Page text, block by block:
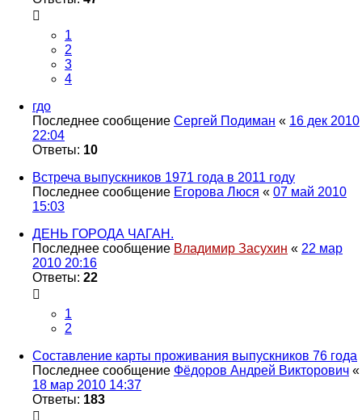
1
2
3
4
гдо
Последнее сообщение Сергей Подиман « 16 дек 2010
22:04
Ответы: 10
Встреча выпускников 1971 года в 2011 году
Последнее сообщение Егорова Люся « 07 май 2010
15:03
ДЕНЬ ГОРОДА ЧАГАН.
Последнее сообщение Владимир Засухин « 22 мар
2010 20:16
Ответы: 22
1
2
Составление карты проживания выпускников 76 года
Последнее сообщение Фёдоров Андрей Викторович «
18 мар 2010 14:37
Ответы: 183